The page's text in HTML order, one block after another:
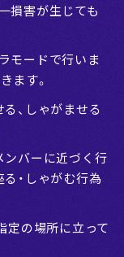
損害が生じても
モードで行いま
ます。
、しゃがませる
ンバーに近づく行
・しゃがむ行為
定の場所に立って